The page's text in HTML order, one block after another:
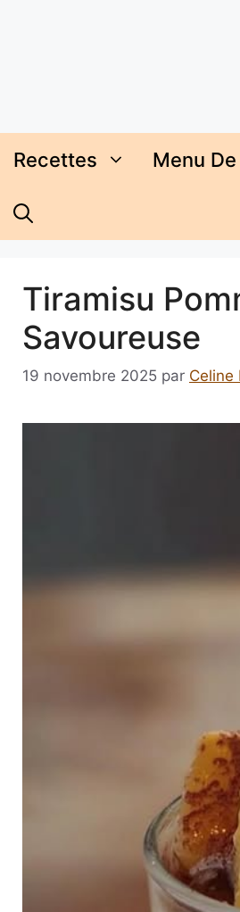
Recettes Menu
Tiramisu
Savoureuse
19 novembre 2025 par Celine